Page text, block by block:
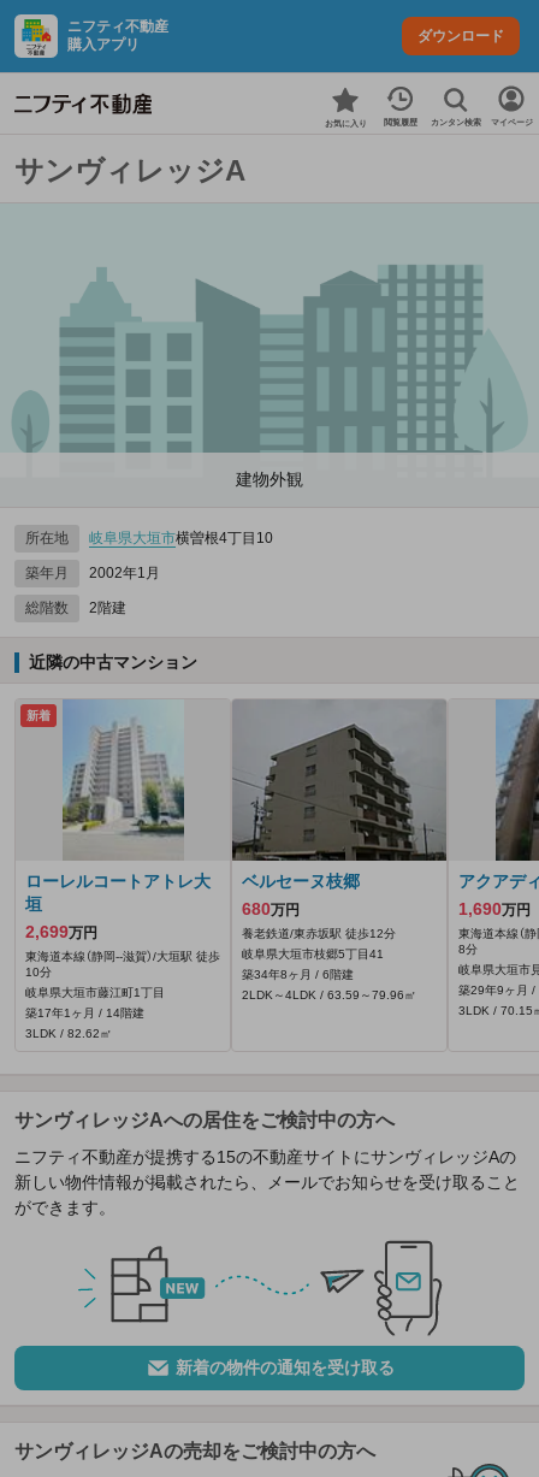
ニフティ不動産
購入アプリ
ダウンロード
お気に入り 閲覧履歴 カンタン検索 マイページ
サンヴィレッジA
建物外観
所在地 岐阜県大垣市横曽根4丁目10
築年月 2002年1月
総階数 2階建
近隣の中古マンション
新着
ローレルコートアトレ大
垣
2,699万円
東海道本線（静岡--滋賀）/大垣駅 徒歩
10分
岐阜県大垣市藤江町1丁目
築17年1ヶ月 / 14階建
3LDK / 82.62㎡
ベルセーヌ枝郷
680万円
養老鉄道/東赤坂駅 徒歩12分
岐阜県大垣市枝郷5丁目41
築34年8ヶ月 / 6階建
2LDK～4LDK / 63.59～79.96㎡
アクアデ
1,690万円
東海道本線（
8分
岐阜県大垣市
築29年9ヶ月 /
3LDK / 70.15
サンヴィレッジAへの居住をご検討中の方へ
ニフティ不動産が提携する15の不動産サイトにサンヴィレッジAの
新しい物件情報が掲載されたら、メールでお知らせを受け取ること
ができます。
新着の物件の通知を受け取る
サンヴィレッジAの売却をご検討中の方へ